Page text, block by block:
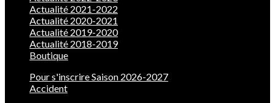
Actualité 2021-2022
Actualité 2020-2021
Actualité 2019-2020
Actualité 2018-2019
Boutique
Pour s'inscrire Saison 2026-2027
Accident